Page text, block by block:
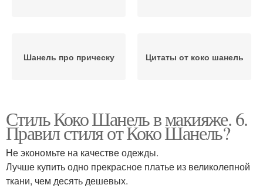
Шанель про прическу Цитаты от коко шанель
Стиль Коко Шанель в макияже. 6.
Правил стиля от Коко Шанель?
Не экономьте на качестве одежды.
Лучше купить одно прекрасное платье из великолепной
ткани, чем десять дешевых.